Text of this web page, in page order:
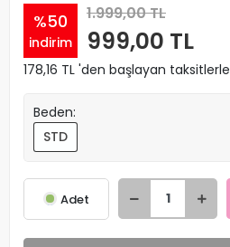
%50
indirim
1.999,00 TL
999,00 TL
178,16 TL 'den başlayan taksitlerle
Beden:
STD
Adet